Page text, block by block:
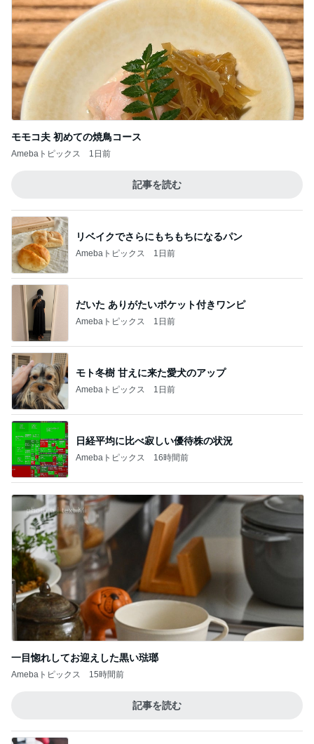
モモコ夫 初めての焼鳥コース
Amebaトピックス 1日前
記事を読む
リベイクでさらにもちもちになるパン
Amebaトピックス 1日前
だいた ありがたいポケット付きワンピ
Amebaトピックス 1日前
モト冬樹 甘えに来た愛犬のアップ
Amebaトピックス 1日前
日経平均に比べ寂しい優待株の状況
Amebaトピックス 16時間前
一目惚れしてお迎えした黒い琺瑯
Amebaトピックス 15時間前
記事を読む